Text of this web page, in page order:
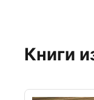
Книги